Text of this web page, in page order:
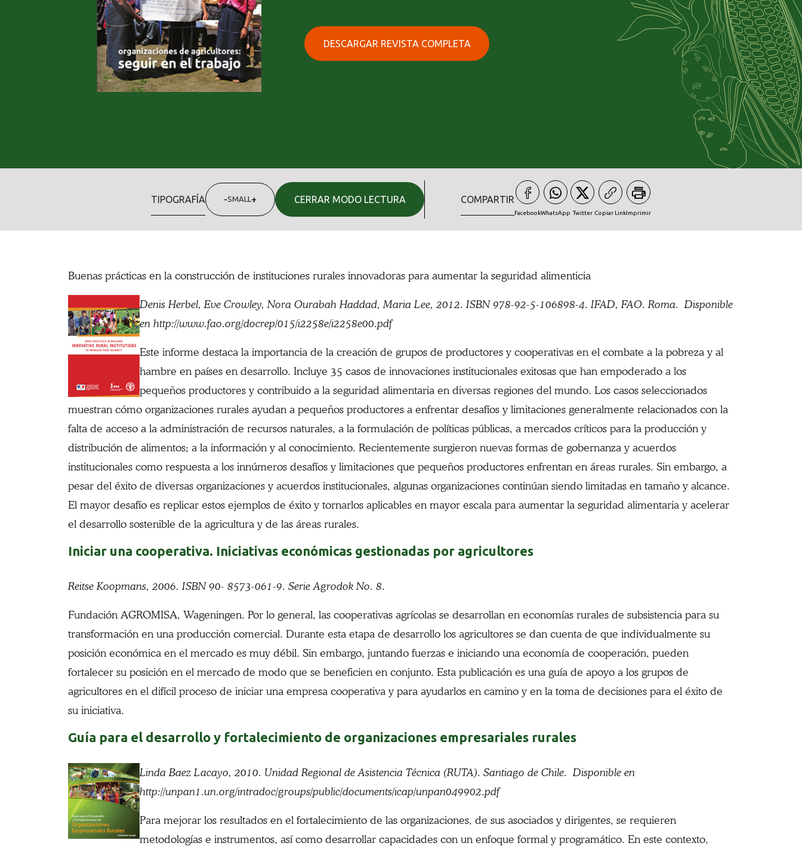
DESCARGAR REVISTA COMPLETA
TIPOGRAFÍA -SMALL + CERRAR MODO LECTURA COMPARTIR
FacebookWhatsApp Twitter Copiar LinkImprimir
Buenas prácticas en la construcción de instituciones rurales innovadoras para aumentar la seguridad alimenticia
Denis Herbel, Eve Crowley, Nora Ourabah Haddad, Maria Lee, 2012. ISBN 978-92-5-106898-4. IFAD, FAO. Roma.Disponible
en http://www.fao.org/docrep/015/i2258e/i2258e00.pdf
Este informe destaca la importancia de la creación de grupos de productores y cooperativas en el combate a la pobreza y al
hambre en países en desarrollo. Incluye 35 casos de innovaciones institucionales exitosas que han empoderado a los
pequeños productores y contribuido a la seguridad alimentaria en diversas regiones del mundo. Los casos seleccionados
muestran cómo organizaciones rurales ayudan a pequeños productores a enfrentar desafíos y limitaciones generalmente relacionados con la
falta de acceso a la administración de recursos naturales, a la formulación de políticas públicas, a mercados críticos para la producción y
distribución de alimentos; a la información y al conocimiento. Recientemente surgieron nuevas formas de gobernanza y acuerdos
institucionales como respuesta a los innúmeros desafíos y limitaciones que pequeños productores enfrentan en áreas rurales. Sin embargo, a
pesar del éxito de diversas organizaciones y acuerdos institucionales, algunas organizaciones continúan siendo limitadas en tamaño y alcance.
El mayor desafío es replicar estos ejemplos de éxito y tornarlos aplicables en mayor escala para aumentar la seguridad alimentaria y acelerar
el desarrollo sostenible de la agricultura y de las áreas rurales.
Iniciar una cooperativa. Iniciativas económicas gestionadas por agricultores
Reitse Koopmans, 2006. ISBN 90- 8573-061-9. Serie Agrodok No. 8.
Fundación AGROMISA, Wageningen. Por lo general, las cooperativas agrícolas se desarrollan en economías rurales de subsistencia para su
transformación en una producción comercial. Durante esta etapa de desarrollo los agricultores se dan cuenta de que individualmente su
posición económica en el mercado es muy débil. Sin embargo, juntando fuerzas e iniciando una economía de cooperación, pueden
fortalecer su posición en el mercado de modo que se beneficien en conjunto. Esta publicación es una guía de apoyo a los grupos de
agricultores en el difícil proceso de iniciar una empresa cooperativa y para ayudarlos en camino y en la toma de decisiones para el éxito de
su iniciativa.
Guía para el desarrollo y fortalecimiento de organizaciones empresariales rurales
Linda Baez Lacayo, 2010. Unidad Regional de Asistencia Técnica (RUTA). Santiago de Chile. Disponible en
http://unpan1.un.org/intradoc/groups/public/documents/icap/unpan049902.pdf
Para mejorar los resultados en el fortalecimiento de las organizaciones, de sus asociados y dirigentes, se requieren
metodologías e instrumentos, así como desarrollar capacidades con un enfoque formal y programático. En este contexto,